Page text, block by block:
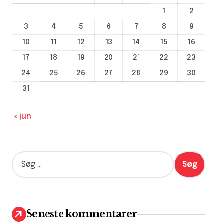
1
2
3
4 5 6 7 8
9
10
11 12 13 14 15
16
17
18 19 20 21 22
23
24
25 26 27 28 29
30
31
« jun
S
ø
t
e
Seneste kommentarer